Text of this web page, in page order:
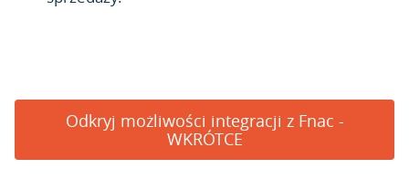
Odkryj możliwości integracji z Fnac -
WKRÓTCE